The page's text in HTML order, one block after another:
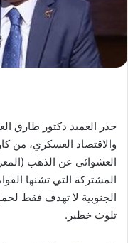
حذر العميد دكتور طارق
والاقتصاد العسكري، من
العشوائي عن الذهب
المشتركة التي تشنها
الجنوبية لا تهدف فقط
تلوث خطير.